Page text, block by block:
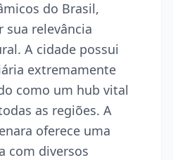
do Brasil,
sua relevância
A cidade possui
extremamente
como um hub vital
as regiões. A
oferece uma
com diversos